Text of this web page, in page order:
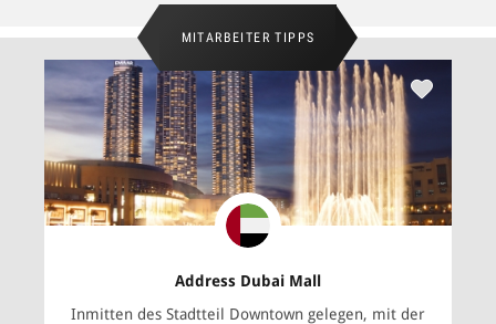
MITARBEITER TIPPS
Address Dubai Mall
Inmitten des Stadtteil Downtown gelegen, mit der